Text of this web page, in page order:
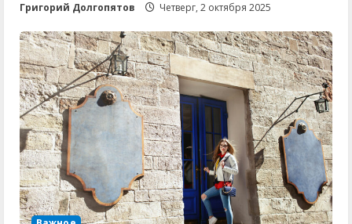
Григорий Долгопятов Четверг, 2 октября 2025